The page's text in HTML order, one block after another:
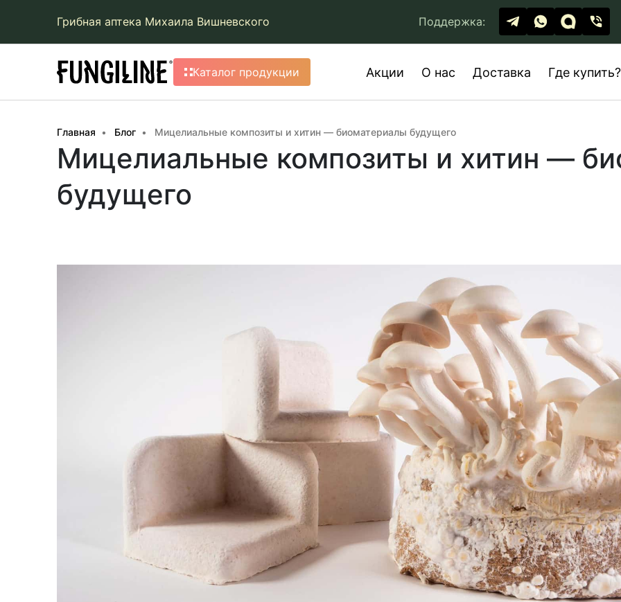
Грибная аптека Михаила Вишневского Поддержка:
Каталог продукции Акции О нас Доставка Где купить?
Главная Блог Мицелиальные композиты и хитин — биоматериалы будущего
Мицелиальные композиты и хитин —
будущего